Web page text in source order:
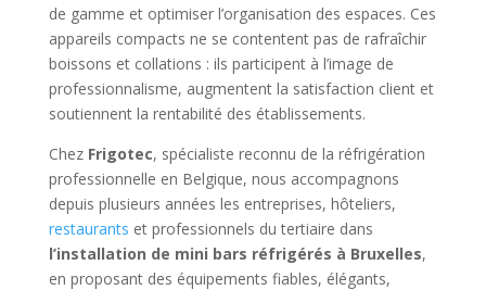
de gamme et optimiser l’organisation des espaces. Ces
appareils compacts ne se contentent pas de rafraîchir
boissons et collations : ils participent à l’image de
professionnalisme, augmentent la satisfaction client et
soutiennent la rentabilité des établissements.
Chez Frigotec, spécialiste reconnu de la réfrigération
professionnelle en Belgique, nous accompagnons
depuis plusieurs années les entreprises, hôteliers,
restaurants et professionnels du tertiaire dans
l’installation de mini bars réfrigérés à Bruxelles,
en proposant des équipements fiables, élégants,